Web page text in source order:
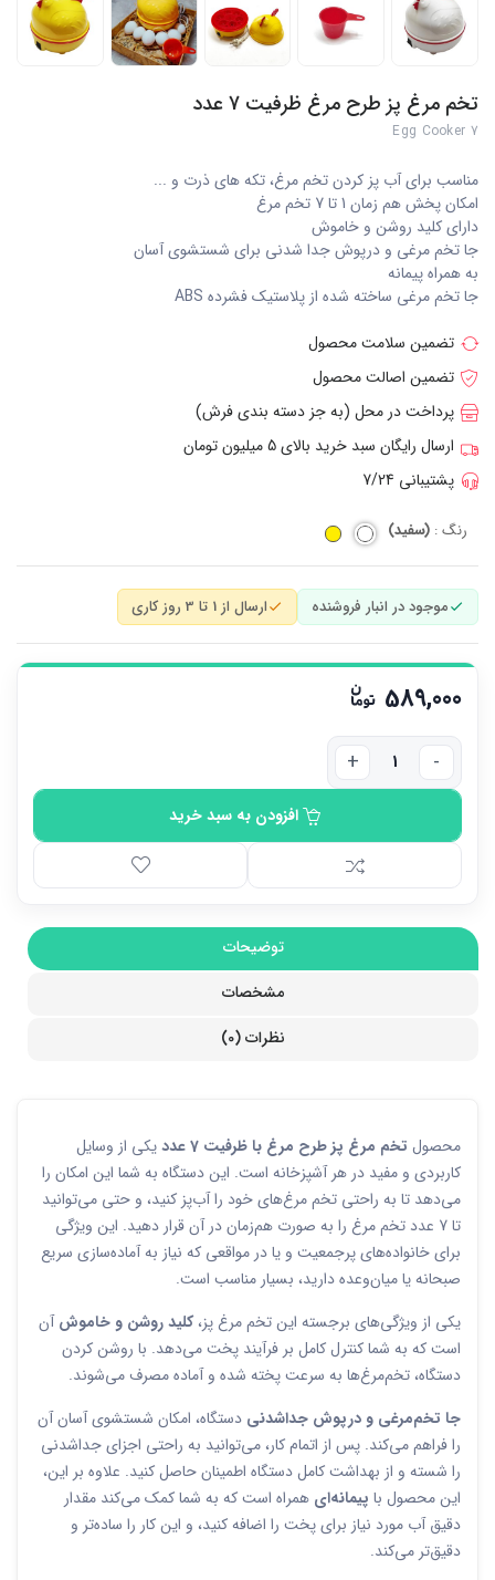
تخم مرغ پز طرح مرغ ظرفیت 7 عدد
7 Egg Cooker
مناسب برای آب پز کردن تخم مرغ، تکه های ذرت و ...
امکان پخش هم زمان 1 تا 7 تخم مرغ
دارای کلید روشن و خاموش
جا تخم مرغی و درپوش جدا شدنی برای شستشوی آسان
به همراه پیمانه
جا تخم مرغی ساخته شده از پلاستیک فشرده ABS
تضمین سلامت محصول
تضمین اصالت محصول
پرداخت در محل (به جز دسته بندی فرش)
ارسال رایگان سبد خرید بالای 5 میلیون تومان
پشتیبانی 7/24
رنگ : (سفید)
موجود در انبار فروشنده ارسال از 1 تا 3 روز کاری
589,000
افزودن به سبد خرید
توضیحات
مشخصات
نظرات (0)
محصول تخم‌ مرغ‌ پز طرح مرغ با ظرفیت 7 عدد
یکی از وسایل
کاربردی و مفید در هر آشپزخانه است. این دستگاه به شما این امکان را
می‌دهد تا به راحتی تخم مرغ‌های خود را آب‌پز کنید، و حتی می‌توانید
تا 7 عدد تخم مرغ را به صورت هم‌زمان در آن قرار دهید. این ویژگی
برای خانواده‌های پرجمعیت و یا در مواقعی که نیاز به آماده‌سازی سریع
صبحانه یا میان‌وعده دارید، بسیار مناسب است.
یکی از ویژگی‌های برجسته این تخم مرغ‌ پز،کلید روشن و خاموشآن
است که به شما کنترل کامل بر فرآیند پخت می‌دهد. با روشن کردن
دستگاه، تخم‌مرغ‌ها به سرعت پخته شده و آماده مصرف می‌شوند.
جا تخم‌مرغی و درپوش جداشدنی دستگاه، امکان شستشوی آسان آن
را فراهم می‌کند. پس از اتمام کار، می‌توانید به راحتی اجزای جداشدنی
را شسته و از بهداشت کامل دستگاه اطمینان حاصل کنید. علاوه بر این،
این محصول با پیمانه‌ای همراه است که به شما کمک می‌کند مقدار
دقیق آب مورد نیاز برای پخت را اضافه کنید، و این کار را ساده‌تر و
دقیق‌تر می‌کند.